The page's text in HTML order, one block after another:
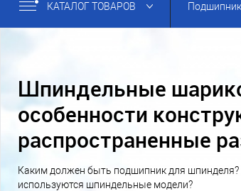
КАТАЛОГ ТОВАРОВ
Шпиндельные
особенности
распространенные
комбинированного
Каким должен быть подшипник для
используются шпиндельные модели?